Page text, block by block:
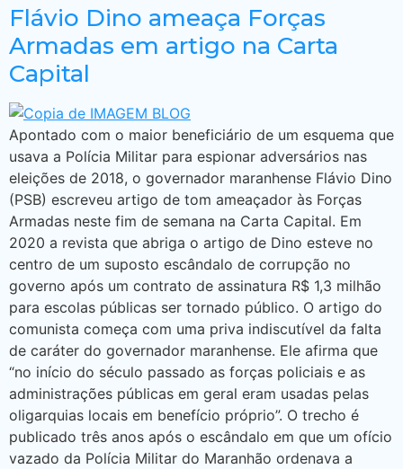
Flávio Dino ameaça Forças
Armadas em artigo na Carta
Capital
Apontado com o maior beneficiário de um esquema que
usava a Polícia Militar para espionar adversários nas
eleições de 2018, o governador maranhense Flávio Dino
(PSB) escreveu artigo de tom ameaçador às Forças
Armadas neste fim de semana na Carta Capital. Em
2020 a revista que abriga o artigo de Dino esteve no
centro de um suposto escândalo de corrupção no
governo após um contrato de assinatura R$ 1,3 milhão
para escolas públicas ser tornado público. O artigo do
comunista começa com uma priva indiscutível da falta
de caráter do governador maranhense. Ele afirma que
“no início do século passado as forças policiais e as
administrações públicas em geral eram usadas pelas
oligarquias locais em benefício próprio”. O trecho é
publicado três anos após o escândalo em que um ofício
vazado da Polícia Militar do Maranhão ordenava a